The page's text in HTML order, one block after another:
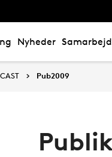
Nyheder
CAST Pub2009